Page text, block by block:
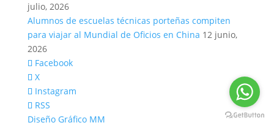
julio, 2026
Alumnos de escuelas técnicas porteñas compiten
para viajar al Mundial de Oficios en China 12 junio,
2026
Facebook
X
Instagram
RSS
Diseño Gráfico MM